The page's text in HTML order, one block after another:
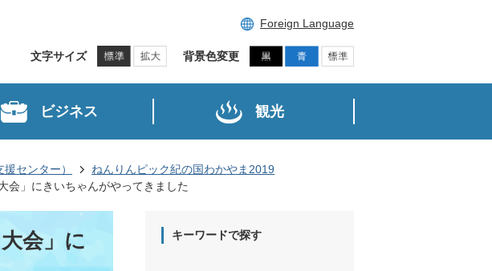
Foreign Language
文字サイズ 背景色変更
ビジネス 観光
センター）
ねんりんピック紀の国わかやま2019
会」にきいちゃんがやってきました
会」に
キーワードで探す